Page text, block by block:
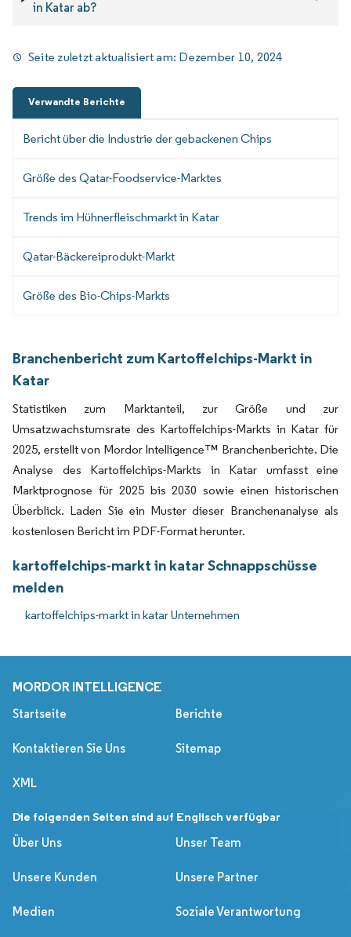
in Katar ab?
Seite zuletzt aktualisiert am: Dezember 10, 2024
Verwandte Berichte
Bericht über die Industrie der gebackenen Chips
Größe des Qatar-Foodservice-Marktes
Trends im Hühnerfleischmarkt in Katar
Qatar-Bäckereiprodukt-Markt
Größe des Bio-Chips-Markts
Branchenbericht zum Kartoffelchips-Markt in
Katar
Statistiken zum Marktanteil, zur Größe und zur
Umsatzwachstumsrate des Kartoffelchips-Markts in Katar für
2025, erstellt von Mordor Intelligence™ Branchenberichte. Die
Analyse des Kartoffelchips-Markts in Katar umfasst eine
Marktprognose für 2025 bis 2030 sowie einen historischen
Überblick. Laden Sie ein Muster dieser Branchenanalyse als
kostenlosen Bericht im PDF-Format herunter.
kartoffelchips-markt in katar Schnappschüsse
melden
kartoffelchips-markt in katar Unternehmen
MORDOR INTELLIGENCE
Startseite Berichte
Kontaktieren Sie Uns Sitemap
XML
Die folgenden Seiten sind auf Englisch verfügbar
Über Uns
Unser Team
Unsere Kunden Unsere Partner
Medien Soziale Verantwortung